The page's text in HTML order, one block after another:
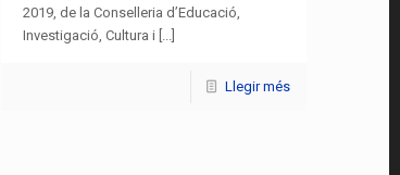
2019, de la Conselleria d’Educació,
Investigació, Cultura i [...]
Llegir més